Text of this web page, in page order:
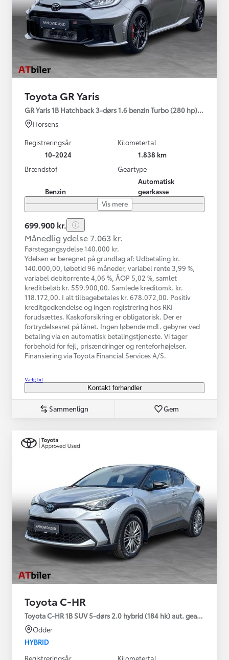
Toyota GR Yaris
GR Yaris 1B Hatchback 3-dørs 1.6 benzin Turbo (280 hp) Aut.
Horsens
Registreringsår
10-2024
Kilometertal
1.838 km
Brændstof
Benzin
Geartype
Automatisk
gearkasse
Vis mere
699.900 kr.
Månedlig ydelse 7.063 kr.
Førstegangsydelse 140.000 kr.
Ydelsen er beregnet på grundlag af: Udbetaling kr.
140.000,00, løbetid 96 måneder, variabel rente 3,99 %,
variabel debitorrente 4,06 %, ÅOP 5,02 %, samlet
kreditbeløb kr. 559.900,00. Samlede kreditomk. kr.
118.172,00. I alt tilbagebetales kr. 678.072,00. Positiv
kreditgodkendelse og ingen registrering hos RKI
forudsættes. Kaskoforsikring er obligatorisk. Der er
fortrydelsesret på lånet. Ingen løbende mdl. gebyrer ved
betaling via en automatisk betalingstjeneste. Vi tager
forbehold for fejl, prisændringer og renteforhøjelser.
Finansiering via Toyota Financial Services A/S.
Vælg bil
Kontakt forhandler
Sammenlign Gem
Toyota C-HR
Toyota C-HR 1B SUV 5-dørs 2.0 hybrid (184 hk) aut. gear C-HIC
Odder
HYBRID
Registreringsår
Kilometertal